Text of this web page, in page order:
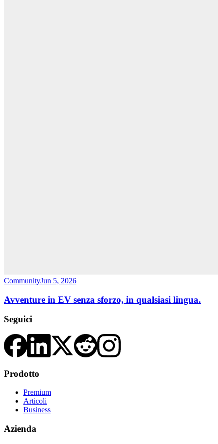
CommunityJun 5, 2026
Avventure in EV senza sforzo, in qualsiasi lingua.
Seguici
Prodotto
Premium
Articoli
Business
Azienda